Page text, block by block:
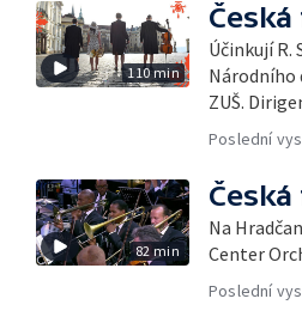
110 min
Účinkují R.
Národního
ZUŠ.
Poslední
82 min
Na
Center
Poslední